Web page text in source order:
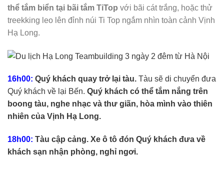
thể tắm biển tại bãi tắm TiTop với bãi cát trắng, hoặc thử
treekking leo lên đỉnh núi Ti Top ngắm nhìn toàn cảnh Vịnh
Hạ Long.
16h00: Quý khách quay trở lại tàu. Tàu sẽ di chuyển đưa
Quý khách về lại Bến. Quý khách có thể tắm nắng trên
boong tàu, nghe nhạc và thư giãn, hòa mình vào thiên
nhiên của Vịnh Hạ Long.
18h00: Tàu cập cảng. Xe ô tô đón Quý khách đưa về
khách sạn nhận phòng, nghỉ ngơi.